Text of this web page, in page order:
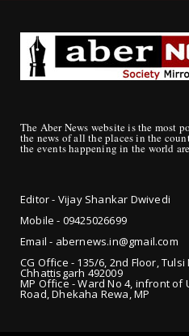
The Aber News website is the most
the news of all the places in the
the events happening in the world
Editor - Vijay Shankar Dwivedi
Mobile - 09425026699
Email - abernews.in@gmail.com
CG Office - 135/6, 2nd Floor,
Chhattisgarh 492009
MP Office - Ward No 4, infront of
Road, Dhekaha Rewa, MP